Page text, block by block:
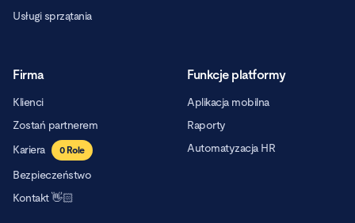
Usługi sprzątania
Firma
Klienci
Zostań partnerem
Kariera
0Role
Bezpieczeństwo
Kontakt 👋🏻
Funkcje platformy
Aplikacja mobilna
Raporty
Automatyzacja HR